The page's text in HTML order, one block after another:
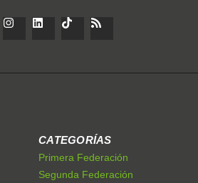
CATEGORÍAS
Primera Federación
Segunda Federación